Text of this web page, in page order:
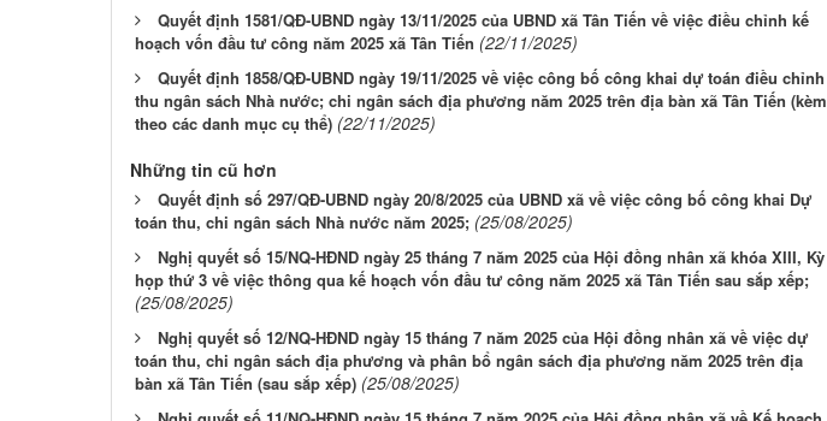
Quyết định 1581/QĐ-UBND ngày 13/11/2025 của UBND xã Tân Tiến về việc điều chỉnh kế
hoạch vốn đầu tư công năm 2025 xã Tân Tiến (22/11/2025)
Quyết định 1858/QĐ-UBND ngày 19/11/2025 về việc công bố công khai dự toán điều chỉnh
thu ngân sách Nhà nước; chi ngân sách địa phương năm 2025 trên địa bàn xã Tân Tiến (kèm
theo các danh mục cụ thể) (22/11/2025)
Những tin cũ hơn
Quyết định số 297/QĐ-UBND ngày 20/8/2025 của UBND xã về việc công bố công khai Dự
toán thu, chi ngân sách Nhà nước năm 2025; (25/08/2025)
Nghị quyết số 15/NQ-HĐND ngày 25 tháng 7 năm 2025 của Hội đồng nhân xã khóa XIII, Kỳ
họp thứ 3 về việc thông qua kế hoạch vốn đầu tư công năm 2025 xã Tân Tiến sau sắp xếp;
(25/08/2025)
Nghị quyết số 12/NQ-HĐND ngày 15 tháng 7 năm 2025 của Hội đồng nhân xã về việc dự
toán thu, chi ngân sách địa phương và phân bổ ngân sách địa phương năm 2025 trên địa
bàn xã Tân Tiến (sau sắp xếp) (25/08/2025)